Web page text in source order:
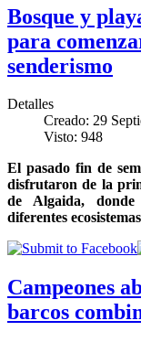
Bosque y
para
senderismo
Detalles
Creado: 29
Visto: 948
El pasado fin de
disfrutaron de la
de Algaida,
diferentes
Campeones
barcos